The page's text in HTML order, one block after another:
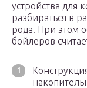
устройства для
разбираться в
рода. При этом
бойлеров